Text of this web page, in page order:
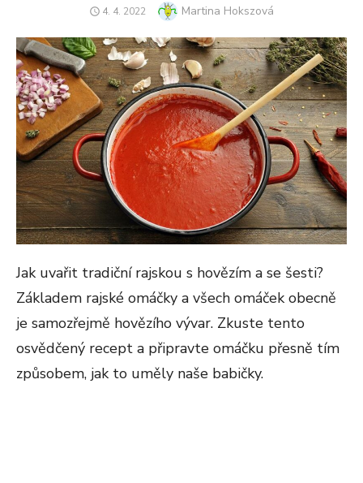
POSTED
4. 4. 2022 Author
Martina Hokszová
Jak uvařit tradiční rajskou s hovězím a se šesti?
Základem rajské omáčky a všech omáček obecně
je samozřejmě hovězího vývar. Zkuste tento
osvědčený recept a připravte omáčku přesně tím
způsobem, jak to uměly naše babičky.